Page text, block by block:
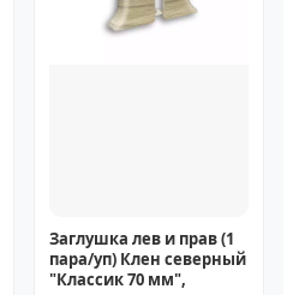
Заглушка лев и прав (1
пара/уп) Клен северный
"Классик 70 мм",